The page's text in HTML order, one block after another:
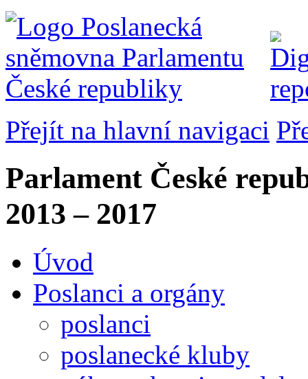
Přejít na hlavní navigaci
Parlament České
2013 – 2017
Úvod
Poslanci a orgány
poslanci
poslanecké kluby